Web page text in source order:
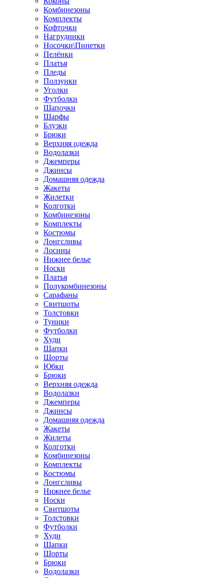
Комбинезоны
Комплекты
Кофточки
Нагрудники
Носочки\Пинетки
Пелёнки
Платья
Пледы
Ползунки
Уголки
Футболки
Шапочки
Шарфы
Блузки
Брюки
Верхняя одежда
Водолазки
Джемперы
Джинсы
Домашняя одежда
Жакеты
Жилетки
Колготки
Комбинезоны
Комплекты
Костюмы
Лонгсливы
Лосины
Нижнее белье
Носки
Платья
Полукомбинезоны
Сарафаны
Свитшоты
Толстовки
Туники
Футболки
Худи
Шапки
Шорты
Юбки
Брюки
Верхняя одежда
Водолазки
Джемперы
Джинсы
Домашняя одежда
Жакеты
Жилеты
Колготки
Комбинезоны
Комплекты
Костюмы
Лонгсливы
Нижнее белье
Носки
Свитшоты
Толстовки
Футболки
Худи
Шапки
Шорты
Брюки
Водолазки